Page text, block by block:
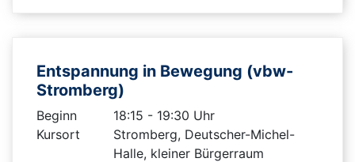
Entspannung in Bewegung (vbw-
Stromberg)
Beginn
18:15 - 19:30 Uhr
Kursort
Stromberg, Deutscher-Michel-
Halle, kleiner Bürgerraum